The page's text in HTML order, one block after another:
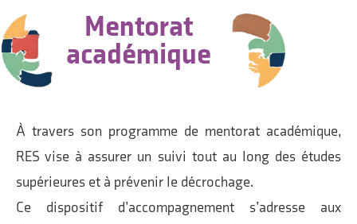
Mentorat
académique
À travers son programme de mentorat académique,
RES vise à assurer un suivi tout au long des études
supérieures et à prévenir le décrochage.
Ce dispositif d’accompagnement s’adresse aux